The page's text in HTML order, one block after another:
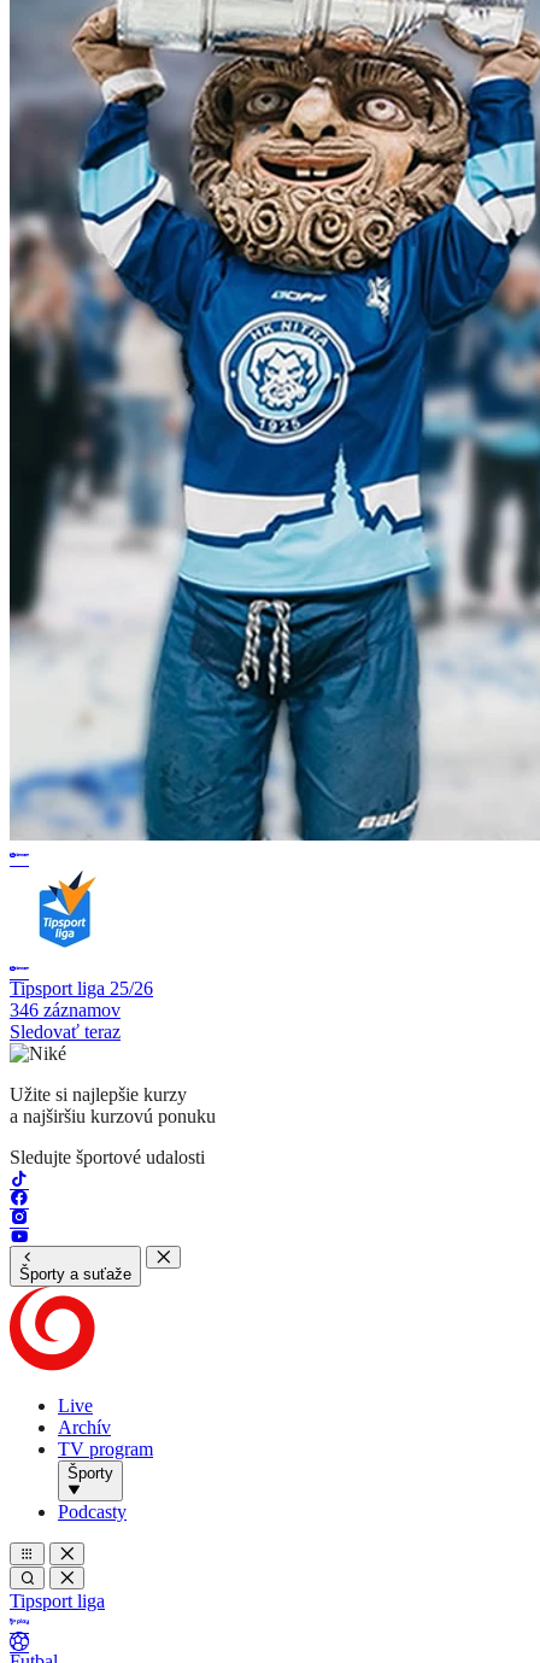
Tipsport liga 25/26
346 záznamov
Sledovať teraz
Užite si najlepšie kurzy
a najširšiu kurzovú ponuku
Sledujte športové udalosti
Športy a suťaže
Live
Archív
TV program
Športy
Podcasty
Tipsport liga